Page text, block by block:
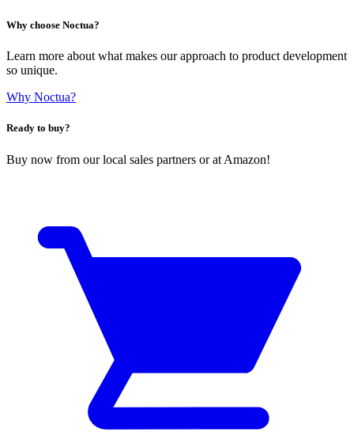
Why choose Noctua?
Learn more about what makes our approach to product development
so unique.
Why Noctua?
Ready to buy?
Buy now from our local sales partners or at Amazon!